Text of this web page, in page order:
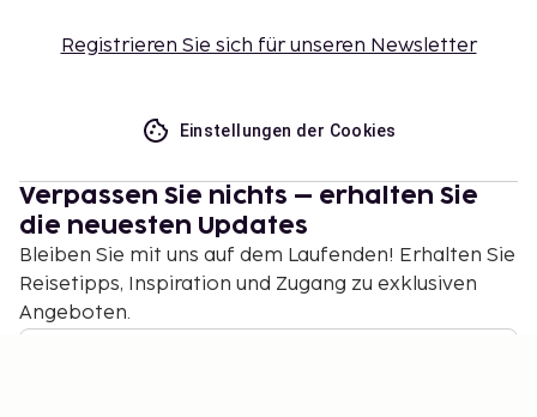
Registrieren Sie sich für unseren Newsletter
Einstellungen der Cookies
Verpassen Sie nichts – erhalten Sie
die neuesten Updates
Bleiben Sie mit uns auf dem Laufenden! Erhalten Sie
Reisetipps, Inspiration und Zugang zu exklusiven
Angeboten.